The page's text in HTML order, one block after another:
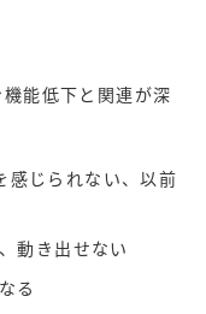
能低下と関連が深
感じられない、以前
動き出せない
る